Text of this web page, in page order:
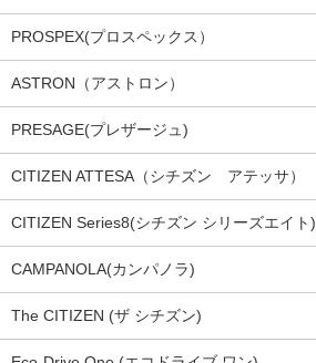
PROSPEX(プロスペックス）
ASTRON（アストロン）
PRESAGE(プレザージュ)
CITIZEN ATTESA（シチズン アテッサ）
CITIZEN Series8(シチズン シリーズエイト)
CAMPANOLA(カンパノラ)
The CITIZEN (ザ シチズン)